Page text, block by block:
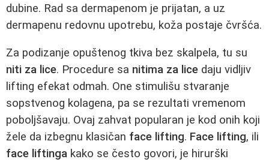
dubine. Rad sa dermapenom je prijatan, a uz
dermapenu redovnu upotrebu, koža postaje čvršća.
Za podizanje opuštenog tkiva bez skalpela, tu su
niti za lice. Procedure sa nitima za lice daju vidljiv
lifting efekat odmah. One stimulišu stvaranje
sopstvenog kolagena, pa se rezultati vremenom
poboljšavaju. Ovaj zahvat popularan je kod onih koji
žele da izbegnu klasičan face lifting. Face lifting, ili
face liftinga kako se često govori, je hirurški